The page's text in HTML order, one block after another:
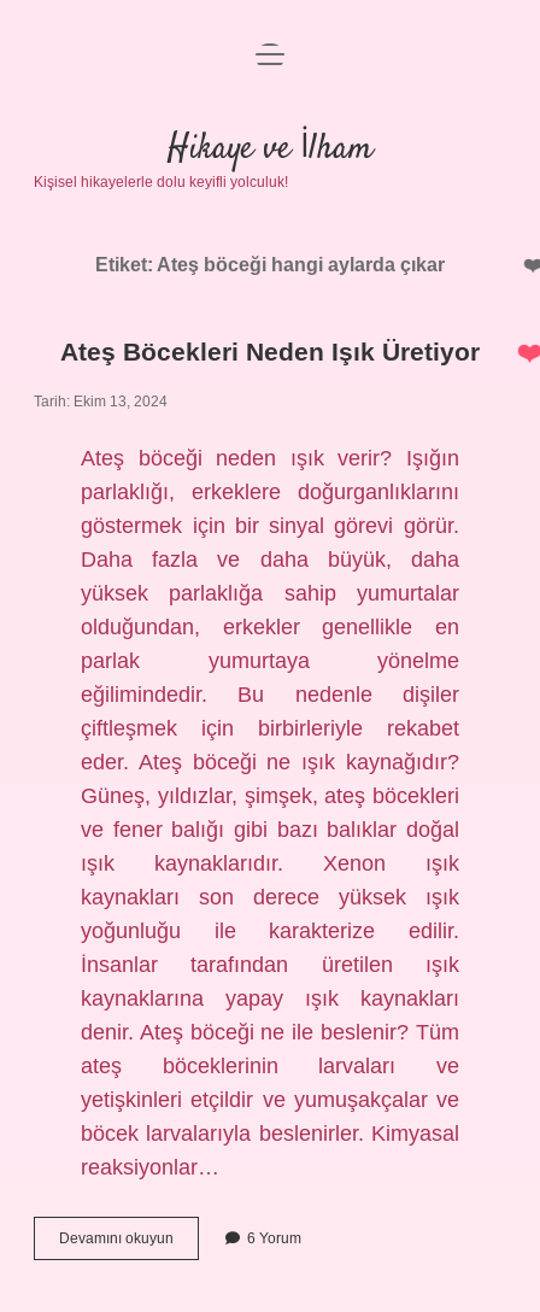
Anasayfa
Gizlilik Politikası
Yasal Uyarı
menüyü
Hikaye ve İlham
Kişisel hikayelerle dolu keyifli yolculuk!
Etiket: Ateş böceği hangi aylarda çıkar
Ateş Böcekleri Neden Işık Üretiyor
Tarih: Ekim 13, 2024
Ateş böceği neden ışık verir? Işığın
parlaklığı, erkeklere doğurganlıklarını
göstermek için bir sinyal görevi görür.
Daha fazla ve daha büyük, daha
yüksek parlaklığa sahip yumurtalar
olduğundan, erkekler genellikle en
parlak yumurtaya yönelme
eğilimindedir. Bu nedenle dişiler
çiftleşmek için birbirleriyle rekabet
eder. Ateş böceği ne ışık kaynağıdır?
Güneş, yıldızlar, şimşek, ateş böcekleri
ve fener balığı gibi bazı balıklar doğal
ışık kaynaklarıdır. Xenon ışık
kaynakları son derece yüksek ışık
yoğunluğu ile karakterize edilir.
İnsanlar tarafından üretilen ışık
kaynaklarına yapay ışık kaynakları
denir. Ateş böceği ne ile beslenir? Tüm
ateş böceklerinin larvaları ve
yetişkinleri etçildir ve yumuşakçalar ve
böcek larvalarıyla beslenirler. Kimyasal
reaksiyonlar…
Devamını okuyun
Böcekleri
6 Yorum